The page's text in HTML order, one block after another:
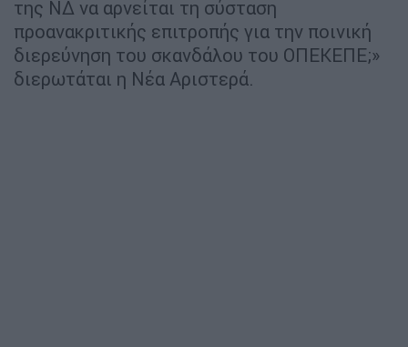
της ΝΔ να αρνείται τη σύσταση
προανακριτικής επιτροπής για την ποινική
διερεύνηση του σκανδάλου του ΟΠΕΚΕΠΕ;»
διερωτάται η Νέα Αριστερά.